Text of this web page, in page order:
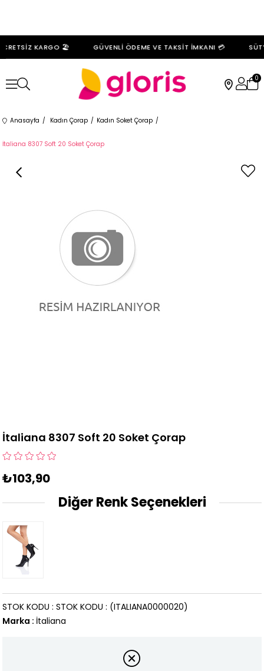
KARGO 🏖️ GÜVENLİ ÖDEME VE TAKSİT İMKANI 💳
0
Anasayfa Kadın Çorap Kadın Soket Çorap
İtaliana 8307 Soft 20 Soket Çorap
İtaliana 8307 Soft 20 Soket Çorap
₺103,90
Diğer Renk Seçenekleri
(ITALIANA0000020)
STOK KODU
STOK KODU
Marka : İtaliana